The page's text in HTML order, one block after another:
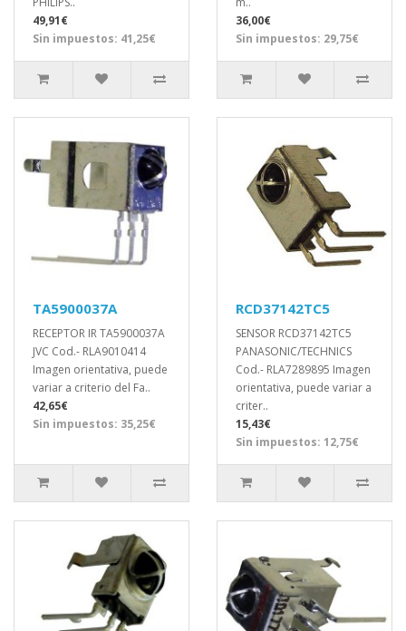
49,91€
Sin impuestos: 41,25€
36,00€
Sin impuestos: 29,75€
TA5900037A
RECEPTOR IR TA5900037A
JVC Cod.- RLA9010414
Imagen orientativa, puede
variar a criterio del Fa..
42,65€
Sin impuestos: 35,25€
RCD37142TC5
SENSOR RCD37142TC5
PANASONIC/TECHNICS
Cod.- RLA7289895 Imagen
orientativa, puede variar a
criter..
15,43€
Sin impuestos: 12,75€